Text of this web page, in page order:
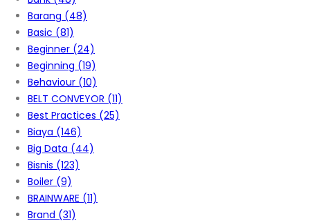
Barang (48)
Basic (81)
Beginner (24)
Beginning (19)
Behaviour (10)
BELT CONVEYOR (11)
Best Practices (25)
Biaya (146)
Big Data (44)
Bisnis (123)
Boiler (9)
BRAINWARE (11)
Brand (31)